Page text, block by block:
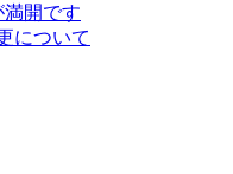
開です
について